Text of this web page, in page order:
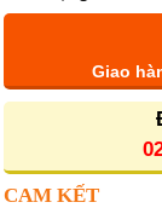
Giao
CAM KẾT